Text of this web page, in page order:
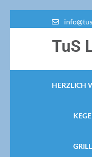
Inhalt
drücken)
TuS
HERZLICH